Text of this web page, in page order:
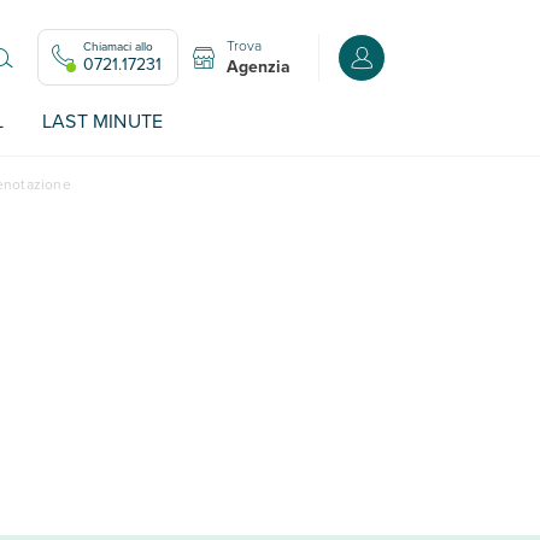
Chiamaci allo
0721.17231
Trova
Agenzia Accedi o registrati
LAST MINUTE